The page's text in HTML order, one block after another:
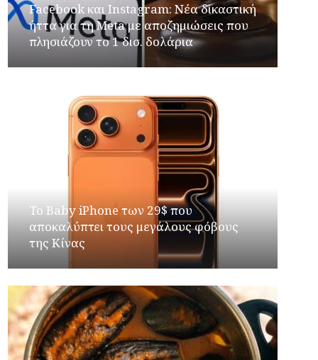
Facebook και Instagram: Νέα δικαστική
ήττα για τη Meta με αποζημιώσεις που
πλησιάζουν το 1 δισ. δολάρια
Το Baby iPhone των 29$ που
αποκαλύπτει τους μεγάλους φόβους
της Κίνας